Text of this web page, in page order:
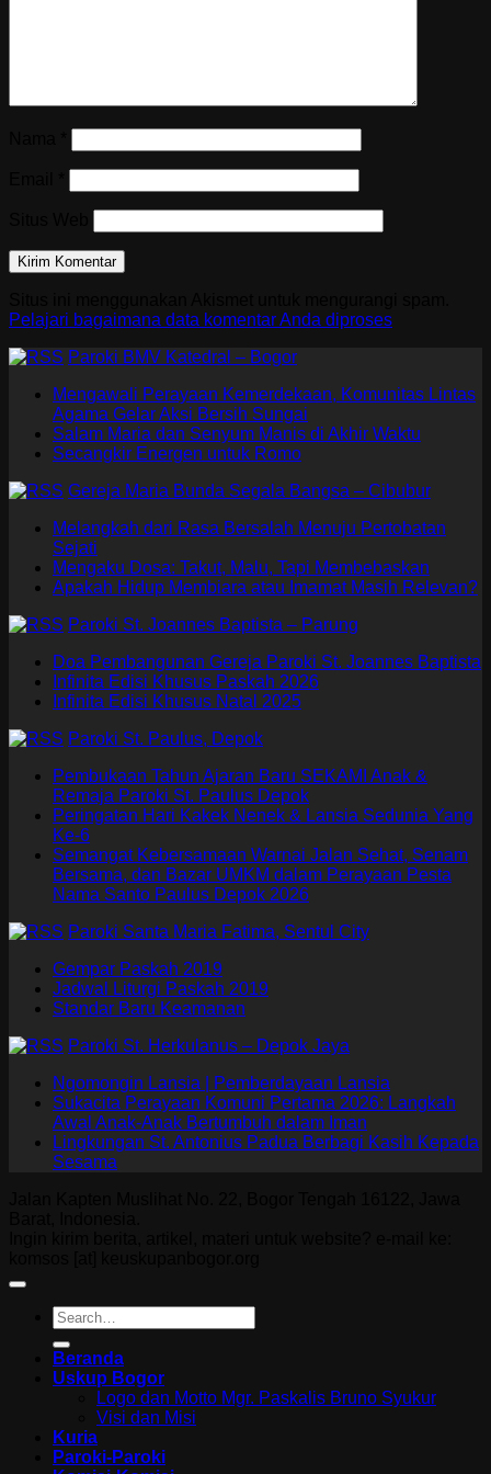
Pelajari bagaimana data komentar Anda diproses
Paroki BMV Katedral – Bogor
Mengawali Perayaan Kemerdekaan, Komunitas Lintas
Agama Gelar Aksi Bersih Sungai
Salam Maria dan Senyum Manis di Akhir Waktu
Secangkir Energen untuk Romo
Gereja Maria Bunda Segala Bangsa – Cibubur
Melangkah dari Rasa Bersalah Menuju Pertobatan
Sejati
Mengaku Dosa: Takut, Malu, Tapi Membebaskan
Apakah Hidup Membiara atau Imamat Masih Relevan?
Paroki St. Joannes Baptista – Parung
Doa Pembangunan Gereja Paroki St. Joannes Baptista
Infinita Edisi Khusus Paskah 2026
Infinita Edisi Khusus Natal 2025
Paroki St. Paulus, Depok
Pembukaan Tahun Ajaran Baru SEKAMI Anak &
Remaja Paroki St. Paulus Depok
Peringatan Hari Kakek Nenek & Lansia Sedunia Yang
Ke-6
Semangat Kebersamaan Warnai Jalan Sehat, Senam
Bersama, dan Bazar UMKM dalam Perayaan Pesta
Nama Santo Paulus Depok 2026
Paroki Santa Maria Fatima, Sentul City
Gempar Paskah 2019
Jadwal Liturgi Paskah 2019
Standar Baru Keamanan
Paroki St. Herkulanus – Depok Jaya
Ngomongin Lansia | Pemberdayaan Lansia
Sukacita Perayaan Komuni Pertama 2026: Langkah
Awal Anak-Anak Bertumbuh dalam Iman
Lingkungan St. Antonius Padua Berbagi Kasih Kepada
Sesama
Beranda
Uskup Bogor
Logo dan Motto Mgr. Paskalis Bruno Syukur
Visi dan Misi
Kuria
Paroki-Paroki